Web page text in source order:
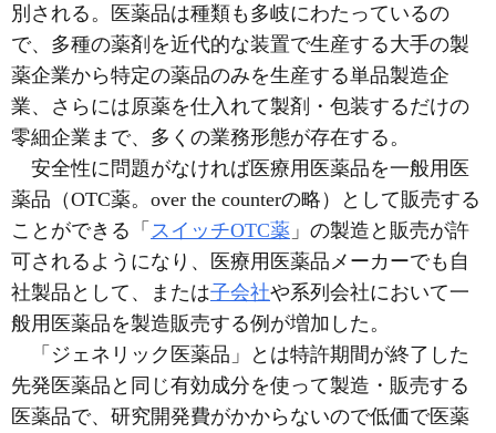
別される。医薬品は種類も多岐にわたっているの
で、多種の薬剤を近代的な装置で生産する大手の製
薬企業から特定の薬品のみを生産する単品製造企
業、さらには原薬を仕入れて製剤・包装するだけの
零細企業まで、多くの業務形態が存在する。
安全性に問題がなければ医療用医薬品を一般用医
薬品（OTC薬。over the counterの略）として販売する
ことができる「 スイッチOTC薬 」の製造と販売が許
可されるようになり、医療用医薬品メーカーでも自
社製品として、または子会社や系列会社において一
般用医薬品を製造販売する例が増加した。
「ジェネリック医薬品」とは特許期間が終了した
先発医薬品と同じ有効成分を使って製造・販売する
医薬品で、研究開発費がかからないので低価で医薬